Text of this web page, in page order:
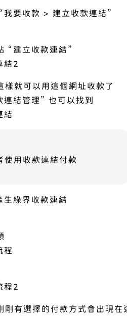
我要收款 > 建立收款連結”
“建立收款連結”
樣就可以用這個網址收款了
結管理” 也可以找到
使用收款連結付款
剛有選擇的付款方式會出現在